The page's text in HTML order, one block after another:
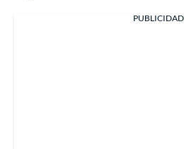
PUBLICIDAD